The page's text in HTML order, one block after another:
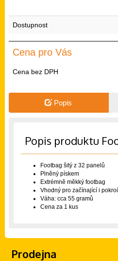
Dostupnost
Cena pro Vás
Cena bez DPH
Popis
Popis produktu
Footbag šitý z 32 panelů
Plněný pískem
Extrémně měkký footbag
Vhodný pro začínající i
Váha: cca 55 gramů
Cena za 1 kus
Prodejna